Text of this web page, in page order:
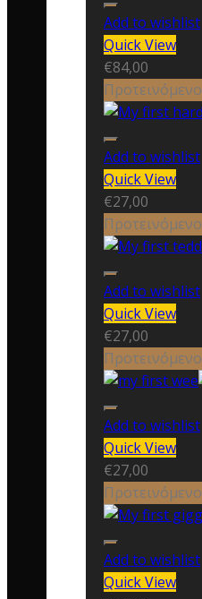
Add to wishlist
Quick View
€84,00
Προτεινόμενο
Add to wishlist
Quick View
€27,00
Προτεινόμενο
Add to wishlist
Quick View
€27,00
Προτεινόμενο
Add to wishlist
Quick View
€27,00
Προτεινόμενο
Add to wishlist
Quick View